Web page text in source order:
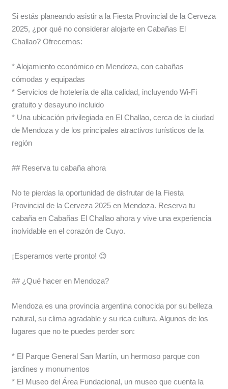
Si estás planeando asistir a la Fiesta Provincial de la Cerveza
2025, ¿por qué no considerar alojarte en Cabañas El
Challao? Ofrecemos:
* Alojamiento económico en Mendoza, con cabañas
cómodas y equipadas
* Servicios de hotelería de alta calidad, incluyendo Wi-Fi
gratuito y desayuno incluido
* Una ubicación privilegiada en El Challao, cerca de la ciudad
de Mendoza y de los principales atractivos turísticos de la
región
## Reserva tu cabaña ahora
No te pierdas la oportunidad de disfrutar de la Fiesta
Provincial de la Cerveza 2025 en Mendoza. Reserva tu
cabaña en Cabañas El Challao ahora y vive una experiencia
inolvidable en el corazón de Cuyo.
¡Esperamos verte pronto! 😊
## ¿Qué hacer en Mendoza?
Mendoza es una provincia argentina conocida por su belleza
natural, su clima agradable y su rica cultura. Algunos de los
lugares que no te puedes perder son:
* El Parque General San Martín, un hermoso parque con
jardines y monumentos
* El Museo del Área Fundacional, un museo que cuenta la